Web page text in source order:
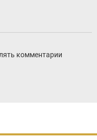
комментарии